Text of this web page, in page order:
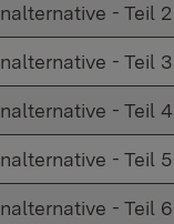
- Teil 2
- Teil 3
- Teil 4
- Teil 5
- Teil 6